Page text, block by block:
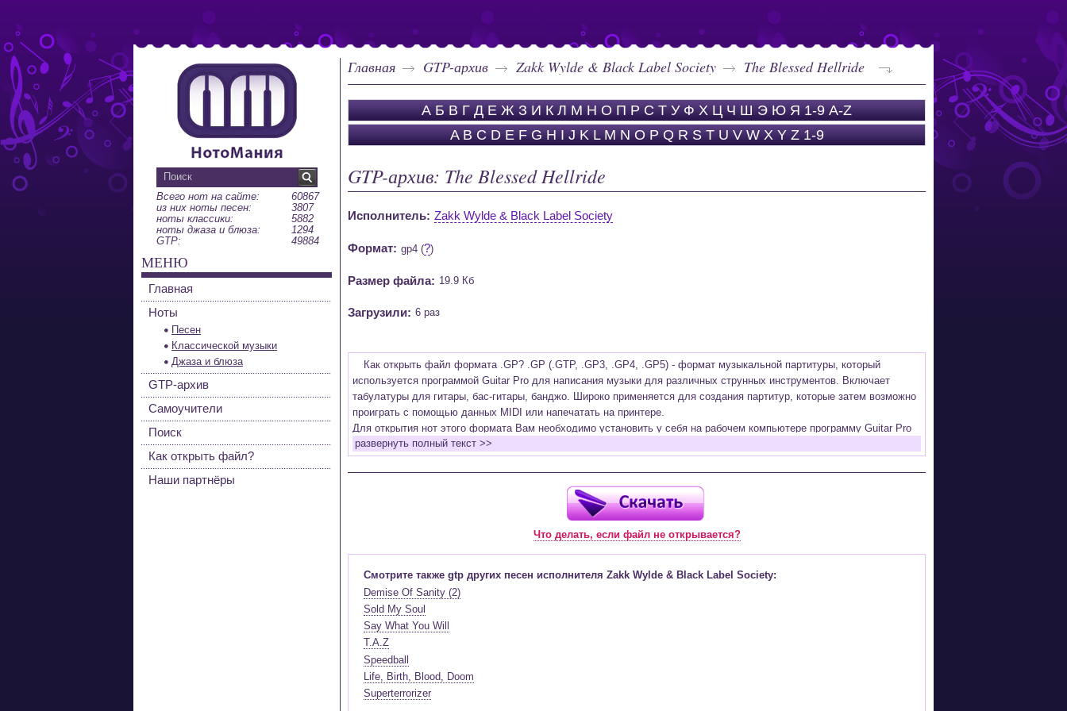
Главная GTP-архив Zakk Wylde & Black Label Society The Blessed Hellride
А Б В Г Д Е Ж З И К Л М Н О П Р С Т У Ф Х Ц Ч Ш Э Ю Я 1-9 A-Z
A B C D E F G H I J K L M N O P Q R S T U V W X Y Z 1-9
GTP-архив: The Blessed Hellride
Исполнитель: Zakk Wylde & Black Label Society
Формат: gp4 (?)
Размер файла: 19.9 Кб
Загрузили: 6 раз
Как открыть файл формата .GP? .GP (.GTP, .GP3, .GP4, .GP5) - формат музыкальной партитуры, который
используется программой Guitar Pro для написания музыки для различных струнных инструментов. Включает
табулатуры для гитары, бас-гитары, банджо. Широко применяется для создания партитур, которые затем возможно
проиграть с помощью данных MIDI или напечатать на принтере.
Для открытия нот этого формата Вам необходимо установить у себя на рабочем компьютере программу Guitar Pro
(желательно, последней версии). Скачать её можно с официального сайта программы (
бесплатную версию на руском языке (Найти).
Запись музыкальных произведений для гитары, бас-гитары, банджо и множества других инструментов и ансамблей
в виде табулатур или нотной графики (при создании табулатуры отображается соответствующая ей строчка с
Создание произведений для духовых, струнных, клавишных и других музыкальных инструментов;
Создание партий для барабанов и перкуссии;
Интеграция текста песен в ноты и привязка его к нотам дорожек с партией вокала;
Встроенный определитель и визуализатор аккордов для гитары;
Экспортирование музыкальных партитур в MIDI, ASCII, MusicXML, WAV, PNG, PDF, GP5 (в Guitar Pro 6), подготовка
к печати;
Импортирование из MIDI, ASCII,MusicXML, Power Tab (.ptb), TablEdit (.tef)
Виртуальный гитарный гриф, клавиатура фортепиано и панель ударных инструментов, на которых проецируются
ноты, проигрываемые в текущий момент. Удобное создание и редактирование партии соответствующего
инструмента с их помощью;
развернуть полный текст >>
Что делать, если файл не открывается?
Смотрите также gtp других песен исполнителя Zakk Wylde & Black Label Society:
Demise Of Sanity (2)
Sold My Soul
Say What You Will
T.A.Z
Speedball
Life, Birth, Blood, Doom
Superterrorizer
Всего нот на сайте:
60867
из них ноты песен:
3807
ноты классики:
5882
ноты джаза и блюза:
1294
GTP:
49884
МЕНЮ
Главная
Ноты
Песен
Классической музыки
Джаза и блюза
GTP-архив
Самоучители
Поиск
Как открыть файл?
Наши партнёры